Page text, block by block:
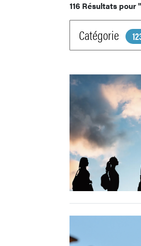
116 Résultats pour
Catégorie